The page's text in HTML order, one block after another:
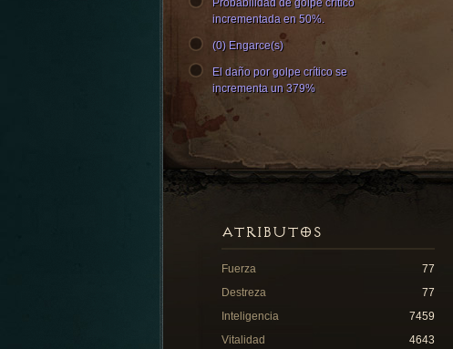
Probabilidad de golpe crítico
incrementada en 50%.
(0) Engarce(s)
El daño por golpe crítico se
incrementa un 379%
ATRIBUTOS
Fuerza
77
Destreza
77
Inteligencia
7459
Vitalidad
4643